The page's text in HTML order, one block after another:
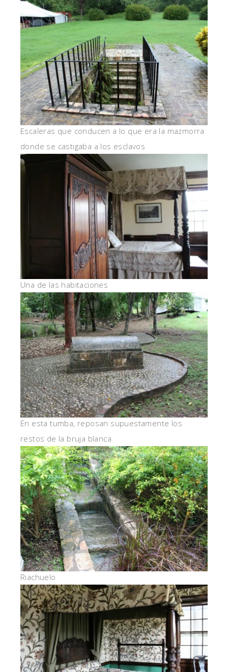
Escaleras que conducen a lo que era la mazmorra
donde se castigaba a los esclavos
Una de las habitaciones
En esta tumba, reposan supuestamente los
restos de la bruja blanca
Riachuelo